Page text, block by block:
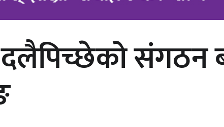
सम्पन्न
अर्जुन चन्द्रको ‘संवेदनाका
मुक्तकसङ्ग्रह लोकार्पण
दलैपिच्छेको